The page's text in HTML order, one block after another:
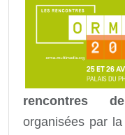
rencontres
organisées par